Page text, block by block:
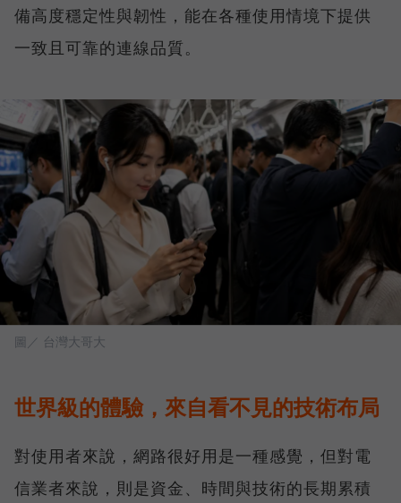
備高度穩定性與韌性，能在各種使用情境下提供
一致且可靠的連線品質。
圖／ 台灣大哥大
世界級的體驗，來自看不見的技術布局
對使用者來說，網路很好用是一種感覺，但對電
信業者來說，則是資金、時間與技術的長期累積